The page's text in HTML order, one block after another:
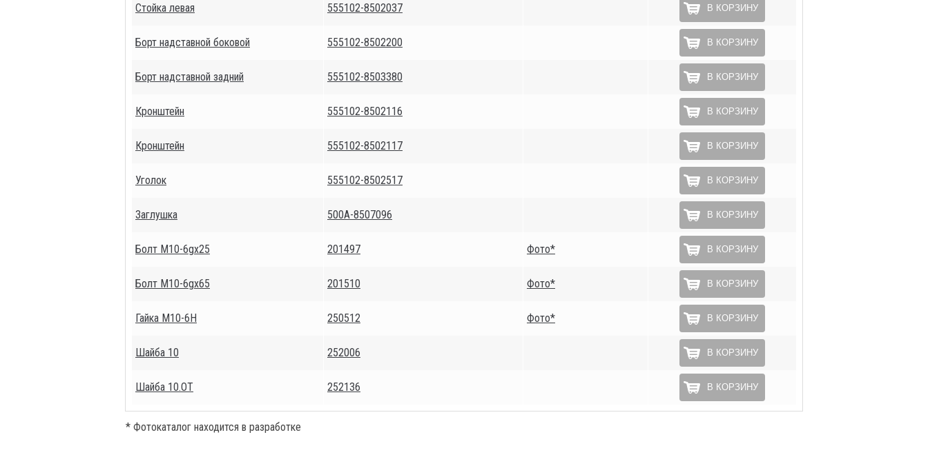
Стойка левая 555102-8502037 В КОРЗИНУ
Борт надставной боковой 555102-8502200 В КОРЗИНУ
Борт надставной задний 555102-8503380 В КОРЗИНУ
Кронштейн 555102-8502116 В КОРЗИНУ
Кронштейн 555102-8502117 В КОРЗИНУ
Уголок 555102-8502517 В КОРЗИНУ
Заглушка 500А-8507096 В КОРЗИНУ
Болт М10-6gх25 201497 Фото* В КОРЗИНУ
Болт М10-6gх65 201510 Фото* В КОРЗИНУ
Гайка М10-6Н 250512 Фото* В КОРЗИНУ
Шайба 10 252006 В КОРЗИНУ
Шайба 10.ОТ 252136 В КОРЗИНУ
* Фотокаталог находится в разработке